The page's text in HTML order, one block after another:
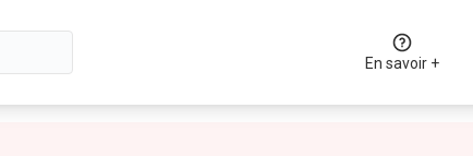
En savoir +